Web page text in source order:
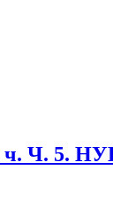
ч. Ч. 5.